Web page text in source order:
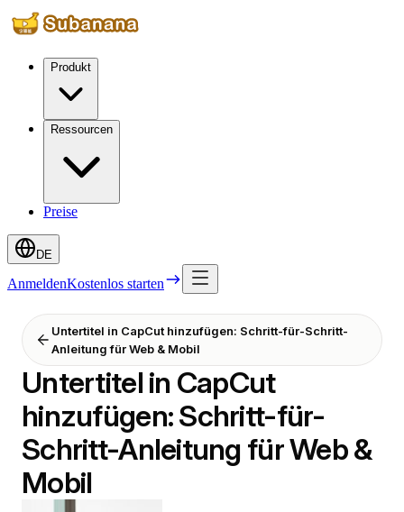
Produkt
Ressourcen
Preise
DE
AnmeldenKostenlos starten
Untertitel in CapCut hinzufügen: Schritt-für-Schritt-
Anleitung für Web & Mobil
Untertitel in CapCut
hinzufügen: Schritt-für-
Schritt-Anleitung für Web &
Mobil